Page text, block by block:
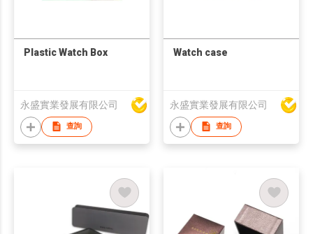
Plastic Watch Box
永盛實業發展有限公司
查詢
Watch case
永盛實業發展有限公司
查詢